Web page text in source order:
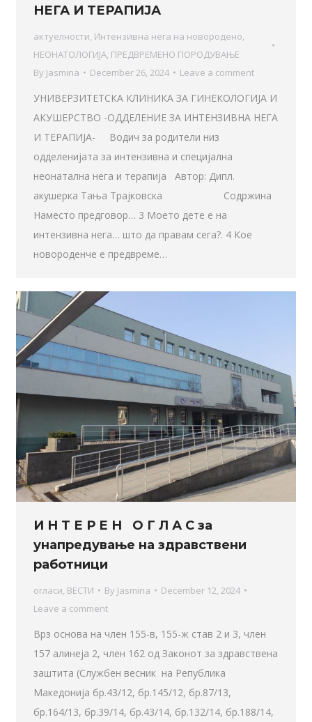
НЕГА И ТЕРАПИЈА
актуелности Интензивна нега на новородено
НЕОНАТОЛОГИЈА, ПРЕДВРЕМЕНО ПОРОДУВАЊЕ
By Jasmina December 26, 2024 Leave a comment
УНИВЕРЗИТЕТСКА КЛИНИКА ЗА ГИНЕКОЛОГИЈА И
АКУШЕРСТВО -ОДДЕЛЕНИЕ ЗА ИНТЕНЗИВНА НЕГА
И ТЕРАПИЈА- Водич за родители низ
одделенијата за интензивна и специјална
неонатална нега и терапија Автор: Дипл.
акушерка Тања Трајковска Содржина
Наместо предговор… 3 Моето дете е на
интензивна нега… што да правам сега?. 4 Кое
новороденче е предвреме…
И Н Т Е Р Е Н О Г Л А С за
унапредување на здравствени
работници
огласи, ВЕСТИ By Jasmina
December 12, 2024
Leave a comment
Врз основа на член 155-в, 155-ж став 2 и 3, член
157 алинеја 2, член 162 од Законот за здравствена
заштита (Службен весник на Република
Македонија бр.43/12, бр.145/12, бр.87/13,
бр.164/13, бр.39/14, бр.43/14, бр.132/14, бр.188/14,